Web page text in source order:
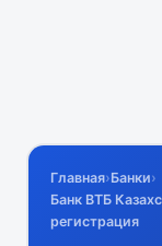
Главная›Банки›
Банк ВТБ
регистрация